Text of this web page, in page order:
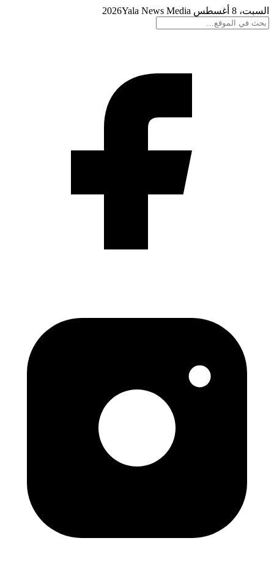
السبت، 8 أغسطس 2026 Yala News Media